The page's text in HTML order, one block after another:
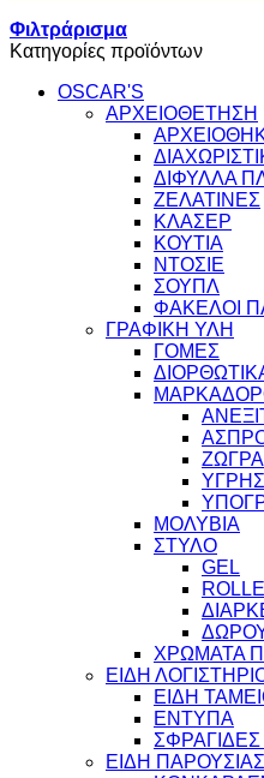
Φιλτράρισμα
Κατηγορίες προϊόντων
OSCAR'S
ΑΡΧΕΙΟΘΕΤΗΣΗ
ΔΙΦΥΛΛΑ
ΖΕΛΑΤΙΝΕΣ
ΚΛΑΣΕΡ
ΚΟΥΤΙΑ
ΝΤΟΣΙΕ
ΣΟΥΠΛ
ΦΑΚΕΛΟΙ
ΓΡΑΦΙΚΗ ΥΛΗ
ΓΟΜΕΣ
ΜΟΛΥΒΙΑ
ΣΤΥΛΟ
GEL
ΧΡΩΜΑΤΑ
ΕΙΔΗ
ΕΙΔΗ
ΕΝΤΥΠΑ
ΕΙΔΗ